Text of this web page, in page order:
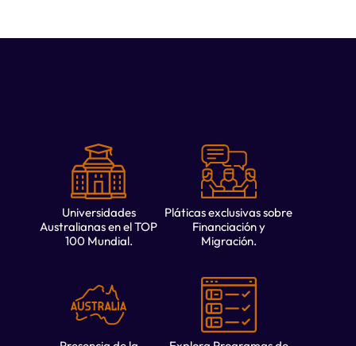
Universidades
Australianas en el TOP
100 Mundial.
Pláticas exclusivas sobre
Financiación y
Migración.